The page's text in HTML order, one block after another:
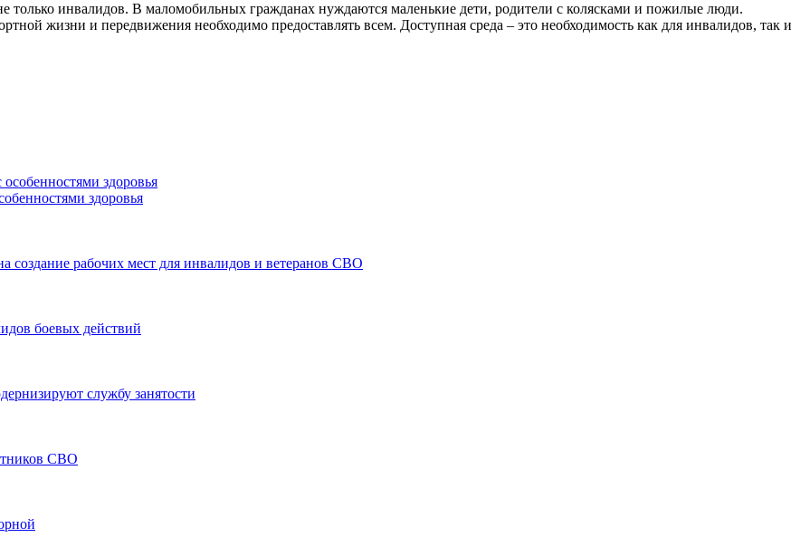
только инвалидов. В маломобильных гражданах нуждаются маленькие дети, родители с колясками и пожилые люди.
жизни и передвижения необходимо предоставлять всем. Доступная среда – это необходимость как для инвалидов, так и
здоровья
создание рабочих мест для инвалидов и ветеранов СВО
боевых действий
службу занятости
СВО